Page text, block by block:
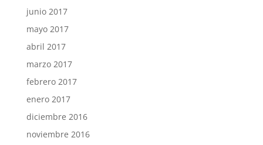
junio 2017
mayo 2017
abril 2017
marzo 2017
febrero 2017
enero 2017
diciembre 2016
noviembre 2016